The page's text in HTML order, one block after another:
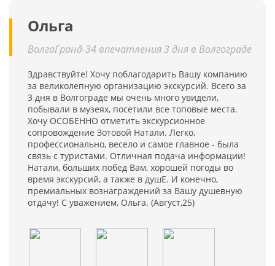
Ольга
ВолгаГранд-34 впечатления 3 дня в Волгограде
Здравствуйте! Хочу поблагодарить Вашу компанию
за великолепную организацию экскурсий. Всего за
3 дня в Волгограде мы очень много увидели,
побывали в музеях, посетили все топовые места.
Хочу ОСОБЕННО отметить экскурсионное
сопровождение Зотовой Натали. Легко,
профессионально, весело и самое главное - была
связь с туристами. Отличная подача информации!
Натали, больших побед Вам, хорошей погоды во
время экскурсий, а также в душЕ. И конечно,
премиальных вознаграждений за Вашу душевную
отдачу! С уважением, Ольга. (Август,25)